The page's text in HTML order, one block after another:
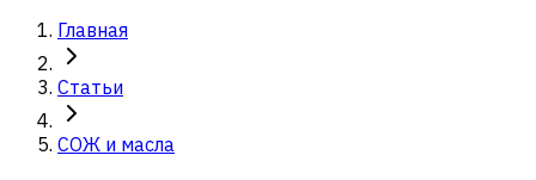
Главная
Статьи
СОЖ и масла